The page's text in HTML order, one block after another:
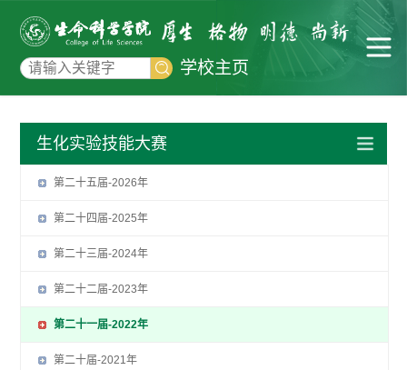
学校主页
生化实验技能大赛
第二十五届-2026年
第二十四届-2025年
第二十三届-2024年
第二十二届-2023年
第二十一届-2022年
第二十届-2021年